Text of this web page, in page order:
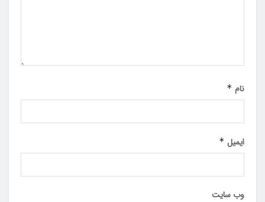
نام *
ایمیل *
وب‌ سایت